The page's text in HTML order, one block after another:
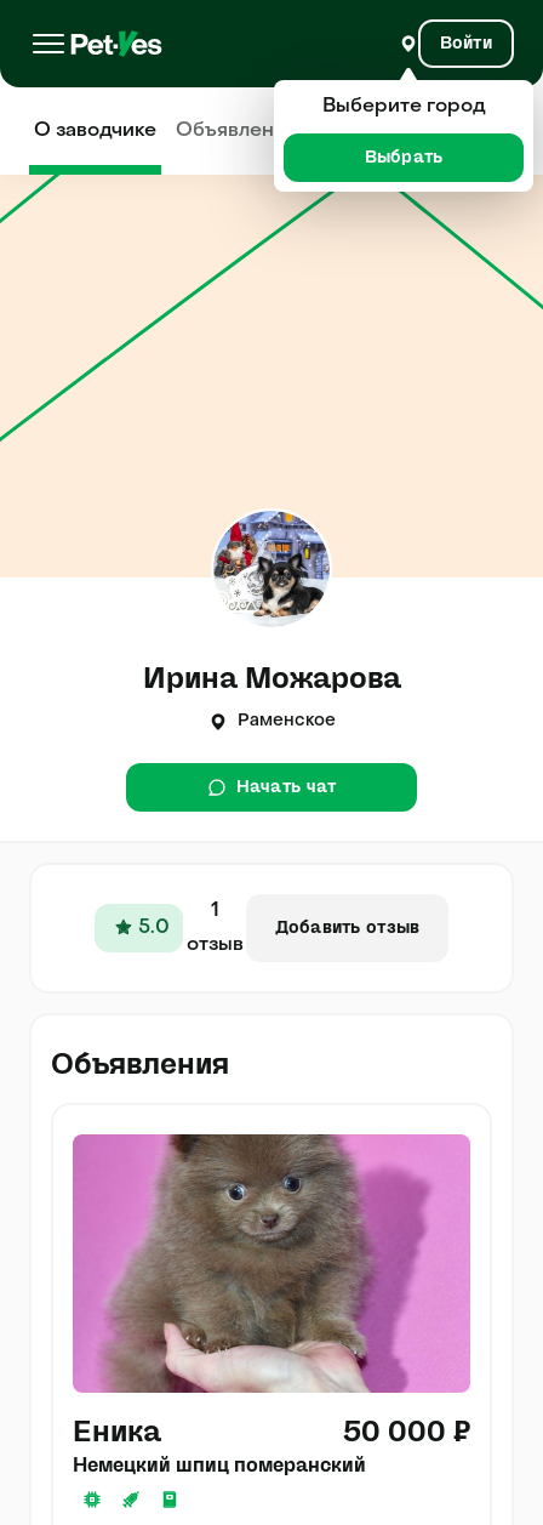
Войти
О заводчике Объявления Отзывы
Ирина Можарова
Раменское
Начать чат
5.0
1
отзыв
Добавить отзыв
Объявления
Еника 50 000 ₽
Немецкий шпиц померанский
Выберите город
Выбрать